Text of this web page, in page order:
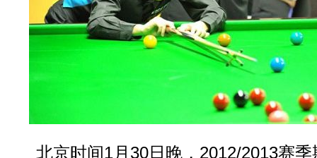
北京时间1月30日晚，2012/2013赛季